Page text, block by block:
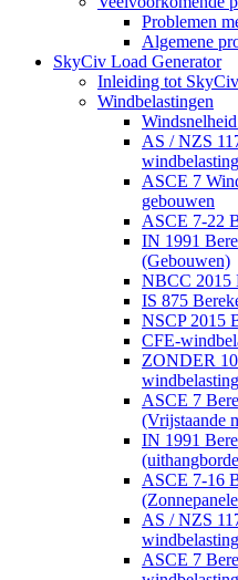
Problemen
Algemene
SkyCiv Load Generator
Inleiding tot
Windbelastingen
AS / NZS
windbelasting
ASCE 7
gebouwen
ASCE 7-22
IN 1991
(Gebouwen)
NBCC 2015
IS 875
NSCP 2015
CFE-
ZONDER
windbelasting
ASCE 7
(Vrijstaande
IN 1991
ASCE 7-16
AS / NZS
ASCE 7